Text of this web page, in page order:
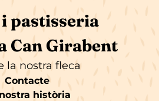
pastisseria
Can Girabent
la nostra fleca
Contacte
història